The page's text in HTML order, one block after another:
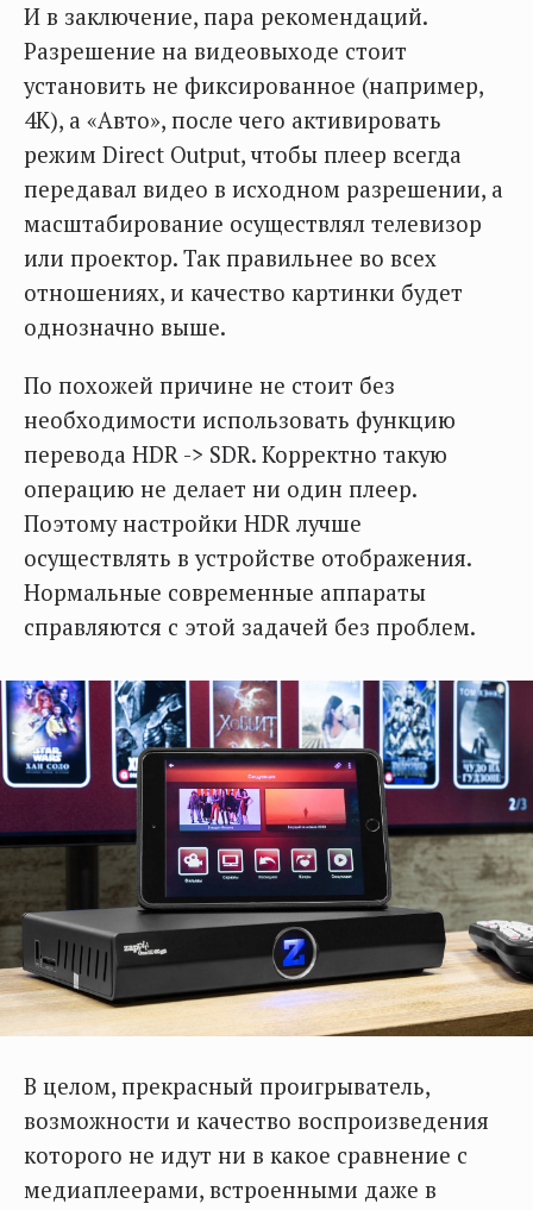
И в заключение, пара рекомендаций.
Разрешение на видеовыходе стоит
установить не фиксированное (например,
4К), а «Авто», после чего активировать
режим Direct Output, чтобы плеер всегда
передавал видео в исходном разрешении, а
масштабирование осуществлял телевизор
или проектор. Так правильнее во всех
отношениях, и качество картинки будет
однозначно выше.
По похожей причине не стоит без
необходимости использовать функцию
перевода HDR -> SDR. Корректно такую
операцию не делает ни один плеер.
Поэтому настройки HDR лучше
осуществлять в устройстве отображения.
Нормальные современные аппараты
справляются с этой задачей без проблем.
В целом, прекрасный проигрыватель,
возможности и качество воспроизведения
которого не идут ни в какое сравнение с
медиаплеерами, встроенными даже в